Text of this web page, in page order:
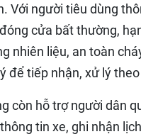
Với người tiêu dùng
cửa bất thường,
nhiên liệu, an toàn
để tiếp nhận, xử lý
còn hỗ trợ người dân
tin xe, ghi nhận